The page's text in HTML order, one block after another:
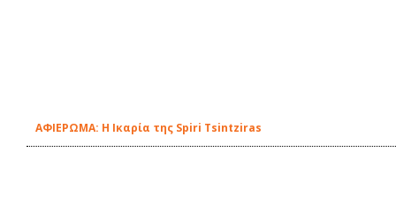
ΑΦΙΕΡΩΜΑ: Η Ικαρία της Spiri Tsintziras